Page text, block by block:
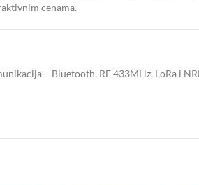
cenama.
– Bluetooth, RF 433MHz, LoRa i